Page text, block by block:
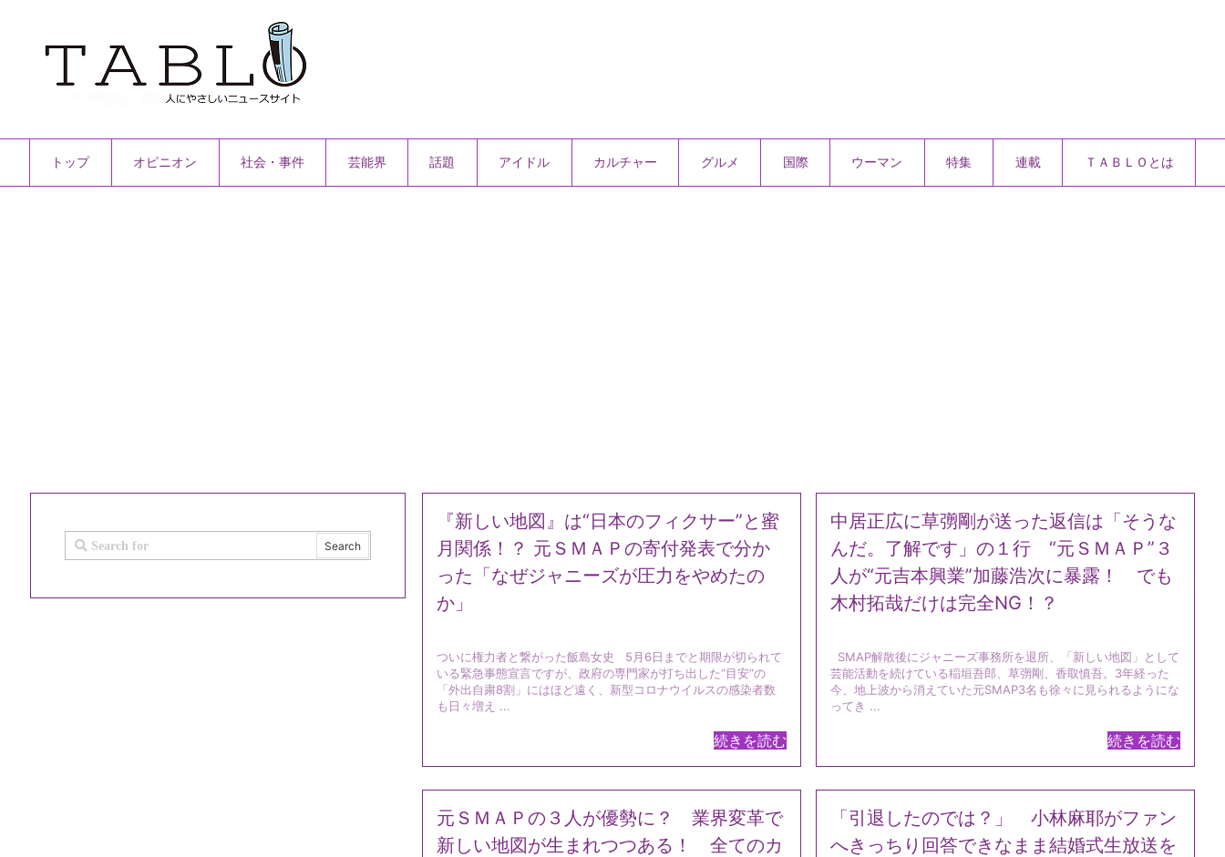
トップ オピニオン 社会・事件 芸能界 話題 アイドル カルチャー グルメ 国際 ウーマン 特集 連載 ＴＡＢＬＯとは
『新しい地図』は“日本のフィクサー”と蜜
月関係！？ 元ＳＭＡＰの寄付発表で分か
った「なぜジャニーズが圧力をやめたの
か」
ついに権力者と繋がった飯島女史 5月6日までと期限が切られて
いる緊急事態宣言ですが、政府の専門家が打ち出した“目安”の
「外出自粛8割」にはほど遠く、新型コロナウイルスの感染者数
も日々増え ...
続きを読む
中居正広に草彅剛が送った返信は「そうな
んだ。了解です」の１行 “元ＳＭＡＰ”３
人が“元吉本興業”加藤浩次に暴露！ でも
木村拓哉だけは完全NG！？
SMAP解散後にジャニーズ事務所を退所、「新しい地図」として
芸能活動を続けている稲垣吾郎、草彅剛、香取慎吾。3年経った
今、地上波から消えていた元SMAP3名も徐々に見られるようにな
ってき ...
続きを読む
元ＳＭＡＰの３人が優勢に？ 業界変革で
新しい地図が生まれつつある！ 全てのカ
「引退したのでは？」 小林麻耶がファン
へきっちり回答できなまま結婚式生放送を